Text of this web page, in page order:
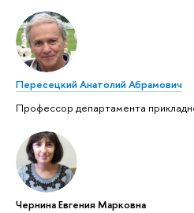
Пересецкий Анатолий Абрамович
Профессор департамента
Чернина Евгения Марковна